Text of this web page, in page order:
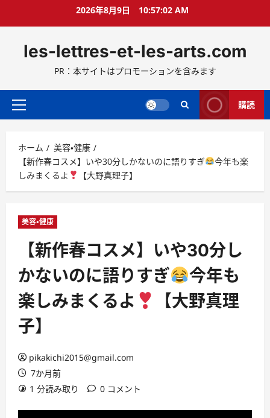
ス
ッ
2026年8月9日 10:57:03 AM
les-lettres-et-les-arts.com
PR：本サイトはプロモーションを含みます
メ
メ
ニ
ュ
ー
購読
ホーム
美容・健康
【新作春コスメ】いや30分しかないのに語りすぎ
今年も楽
しみまくるよ
【大野真理子】
美容・健康
【新作春コスメ】いや30分し
かないのに語りすぎ
今年も
楽しみまくるよ
【大野真理
子】
pikakichi2015@gmail.com
7か月前
1 分読み取り
0 コメント